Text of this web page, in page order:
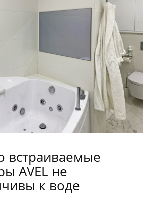
встраиваемые
AVEL не
к воде